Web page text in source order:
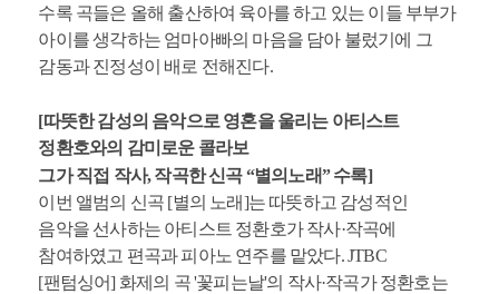
수록 곡들은 올해 출산하여 육아를 하고 있는 이들 부부가
아이를 생각하는 엄마아빠의 마음을 담아 불렀기에 그
감동과 진정성이 배로 전해진다.
[따뜻한 감성의 음악으로 영혼을 울리는 아티스트
정환호와의 감미로운 콜라보
그가 직접 작사, 작곡한 신곡 “별의노래” 수록]
이번 앨범의 신곡 [별의 노래]는 따뜻하고 감성적인
음악을 선사하는 아티스트 정환호가 작사·작곡에
참여하였고 편곡과 피아노 연주를 맡았다. JTBC
[팬텀싱어] 화제의 곡 '꽃피는날'의 작사·작곡가 정환호는